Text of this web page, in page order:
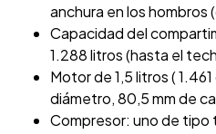
anchura en los hombros
Capacidad del
1.288 litros (hasta el
Motor de 1,5 litros (
diámetro, 80,5 mm de
Compresor: uno de tipo